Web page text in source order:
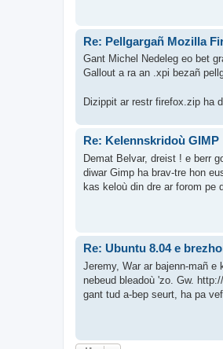
Re: Pellgargañ Mozilla
Gant Michel Nedeleg eo bet
Gallout a ra an .xpi bezañ
Dizippit ar restr firefox.zip ha
Re: Kelennskridoù GIMP
Demat Belvar, dreist ! e berr
diwar Gimp ha brav-tre hon
kas keloù din dre ar forom pe
Re: Ubuntu 8.04 e
Jeremy, War ar bajenn-mañ
nebeud bleadoù 'zo. Gw.
gant tud a-bep seurt, ha pa